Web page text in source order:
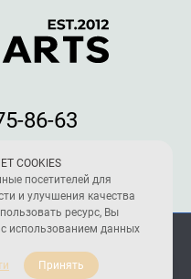
86-63
оплате:
COOKIES
посетителей для
и улучшения качества
ресурс, Вы
использованием данных
Принять
Team